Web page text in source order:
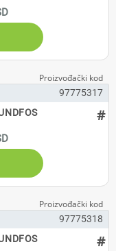
97775317
#
97775318
#